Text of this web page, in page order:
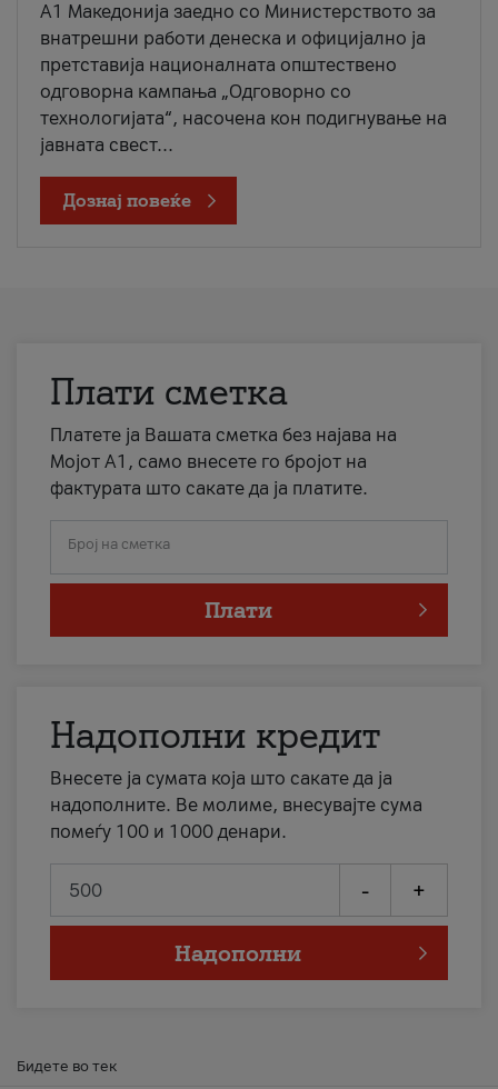
A1 Македонија заедно со Министерството за
внатрешни работи денеска и официјално ја
претставија националната општествено
одговорна кампања „Одговорно со
технологијата“, насочена кон подигнување на
јавната свест...
Дознај повеќе
Плати сметка
Платете ја Вашата сметка без најава на
Мојот А1, само внесете го бројот на
фактурата што сакате да ја платите.
Број на сметка
Плати
Надополни кредит
Внесете ја сумата која што сакате да ја
надополните. Ве молиме, внесувајте сума
помеѓу 100 и 1000 денари.
- +
Надополни
Бидете во тек